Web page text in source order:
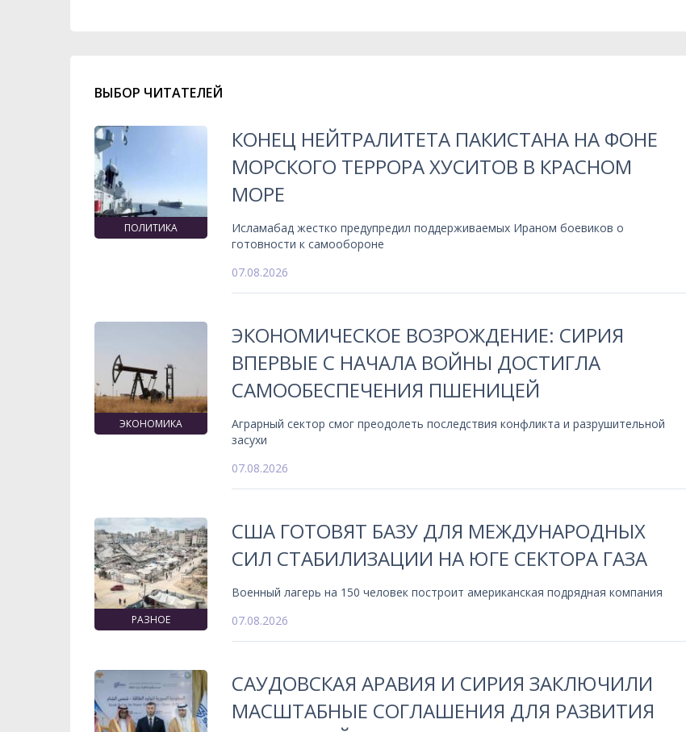
ВЫБОР ЧИТАТЕЛЕЙ
ПОЛИТИКА
КОНЕЦ НЕЙТРАЛИТЕТА ПАКИСТАНА НА ФОНЕ
МОРСКОГО ТЕРРОРА ХУСИТОВ В КРАСНОМ
МОРЕ
Исламабад жестко предупредил поддерживаемых Ираном боевиков о
готовности к самообороне
07.08.2026
ЭКОНОМИКА
ЭКОНОМИЧЕСКОЕ ВОЗРОЖДЕНИЕ: СИРИЯ
ВПЕРВЫЕ С НАЧАЛА ВОЙНЫ ДОСТИГЛА
САМООБЕСПЕЧЕНИЯ ПШЕНИЦЕЙ
Аграрный сектор смог преодолеть последствия конфликта и разрушительной
засухи
07.08.2026
РАЗНОЕ
США ГОТОВЯТ БАЗУ ДЛЯ МЕЖДУНАРОДНЫХ
СИЛ СТАБИЛИЗАЦИИ НА ЮГЕ СЕКТОРА ГАЗА
Военный лагерь на 150 человек построит американская подрядная компания
07.08.2026
САУДОВСКАЯ АРАВИЯ И СИРИЯ ЗАКЛЮЧИЛИ
МАСШТАБНЫЕ СОГЛАШЕНИЯ ДЛЯ РАЗВИТИЯ